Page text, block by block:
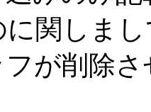
関しま
が削除さ